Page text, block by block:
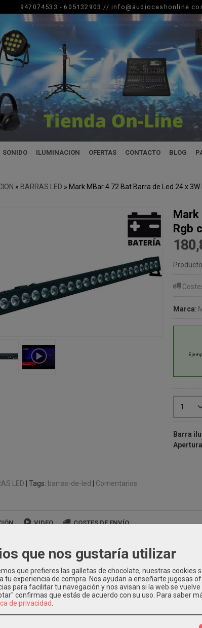
947074533 - 605132903 //
SONIDO ILUMINACION OFERTAS CONTACTO BLOG
» BARRAS LED » Mark MBar 4 72 Bat Barra de Led 24 x
Mark
Rgb
Marca:
Barra
LED Tags: barras-de-led Comentarios
VIDEO COSTES DE ENVÍO
que incluye 24x LEDs RGB, 3W cada uno (3 en 1).
e interfaz para funciones de ajuste.
de ión de litio integrada.
fijación.
que nos gustaría utilizar
que prefieres las galletas de chocolate, nuestras cookies
tu experiencia de compra. Nos ayudan a enseñarte jugosas
para facilitar tu navegación y nos avisan si la web se vuelve
confirmas que estás de acuerdo con su uso. Para saber
de privacidad.